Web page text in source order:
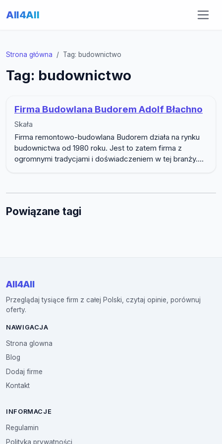
All4All
Strona główna Tag: budownictwo
Tag: budownictwo
Firma Budowlana Budorem Adolf Błachno
Skała
Firma remontowo-budowlana Budorem działa na rynku
budownictwa od 1980 roku. Jest to zatem firma z
ogromnymi tradycjami i doświadczeniem w tej branży....
Powiązane tagi
All4All
Przeglądaj tysiące firm z całej Polski, czytaj opinie, porównuj
oferty.
NAWIGACJA
Strona glowna
Blog
Dodaj firme
Kontakt
INFORMACJE
Regulamin
Polityka prywatności